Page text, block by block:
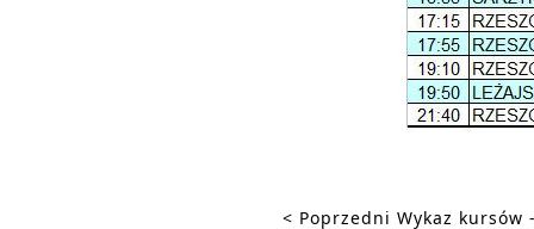
< Poprzedni Wykaz